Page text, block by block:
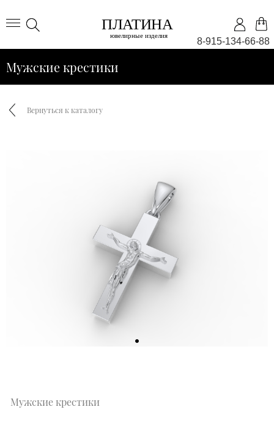
8-915-134-66-88
Мужские крестики
Вернуться к каталогу
Мужские крестики